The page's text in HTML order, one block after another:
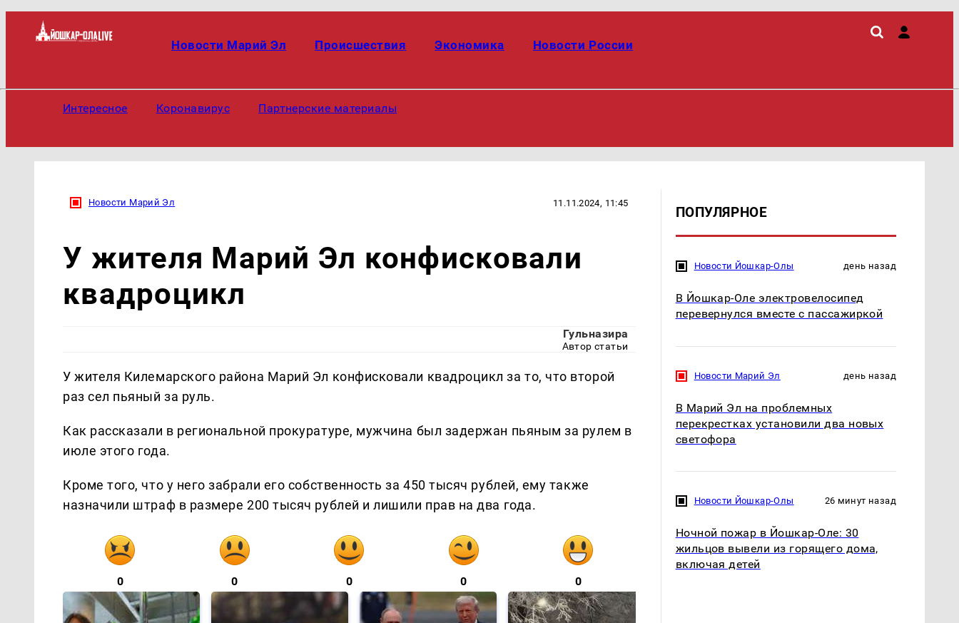
Новости Марий Эл Происшествия Экономика Новости России
Интересное Коронавирус Партнерские материалы
Новости Марий Эл 11.11.2024, 11:45
У жителя Марий Эл конфисковали
квадроцикл
Гульназира
Автор статьи
У жителя Килемарского района Марий Эл конфисковали квадроцикл за то, что второй
раз сел пьяный за руль.
Как рассказали в региональной прокуратуре, мужчина был задержан пьяным за рулем в
июле этого года.
Кроме того, что у него забрали его собственность за 450 тысяч рублей, ему также
назначили штраф в размере 200 тысяч рублей и лишили прав на два года.
0 0 0 0 0
ПОПУЛЯРНОЕ
Новости Йошкар-Олы день назад
В Йошкар-Оле электровелосипед
перевернулся вместе с пассажиркой
Новости Марий Эл день назад
В Марий Эл на проблемных
перекрестках установили два новых
светофора
Новости Йошкар-Олы 26 минут назад
Ночной пожар в Йошкар-Оле: 30
жильцов вывели из горящего дома,
включая детей